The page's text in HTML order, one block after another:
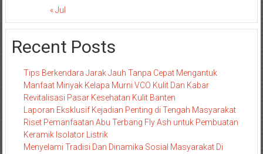
« Jul
Recent Posts
Tips Berkendara Jarak Jauh Tanpa Cepat Mengantuk
Manfaat Minyak Kelapa Murni VCO Kulit Dan Kabar
Revitalisasi Pasar Kesehatan Kulit Banten
Laporan Eksklusif Kejadian Penting di Tengah Masyarakat
Riset Pemanfaatan Abu Terbang Fly Ash untuk Pembuatan
Keramik Isolator Listrik
Menyelami Tradisi Dan Dinamika Sosial Masyarakat Di